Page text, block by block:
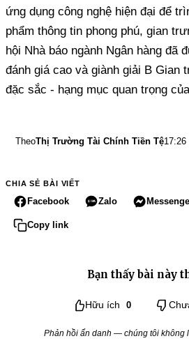
ứng dụng công nghệ hiện đại để
phẩm thông tin phong phú, gian
hội Nhà báo ngành Ngân hàng đã
đánh giá cao và giành giải B Gian
đặc sắc - hạng mục quan trọng
TheoThị Trường Tài Chính Tiền Tệ17:26
CHIA SẺ BÀI VIẾT
Facebook Zalo
Copy link
Bạn thấy bài này
Hữu ích 0
Phản hồi ẩn danh — chúng tôi không